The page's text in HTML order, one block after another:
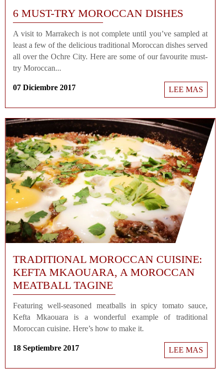
6 MUST-TRY MOROCCAN DISHES
A visit to Marrakech is not complete until you’ve sampled at
least a few of the delicious traditional Moroccan dishes served
all over the Ochre City. Here are some of our favourite must-
try Moroccan...
07 Diciembre 2017 LEE MAS
TRADITIONAL MOROCCAN CUISINE:
KEFTA MKAOUARA, A MOROCCAN
MEATBALL TAGINE
Featuring well-seasoned meatballs in spicy tomato sauce,
Kefta Mkaouara is a wonderful example of traditional
Moroccan cuisine. Here’s how to make it.
18 Septiembre 2017 LEE MAS